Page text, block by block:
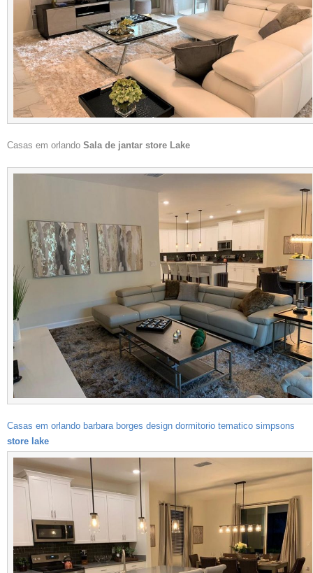
Casas em orlando Sala de jantar store Lake
Casas em orlando barbara borges design dormitorio tematico simpsons
store lake